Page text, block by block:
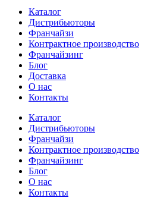
Каталог
Дистрибьюторы
Франчайзи
Контрактное производство
Франчайзинг
Блог
Доставка
О нас
Контакты
Каталог
Дистрибьюторы
Франчайзи
Контрактное производство
Франчайзинг
Блог
О нас
Контакты